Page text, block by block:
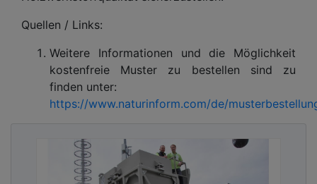
Quellen / Links:
Weitere Informationen und die Möglichkeit
kostenfreie Muster zu bestellen sind zu
finden unter:
https://www.naturinform.com/de/